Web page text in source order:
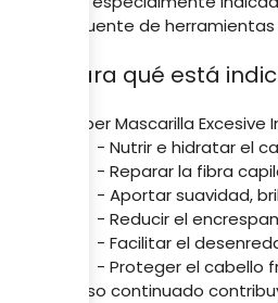
frecuente de
¿Para qué está
Rueber Mascarilla
- Nutrir e hidratar el
- Reparar la fibra
- Aportar suavidad,
- Reducir el
- Facilitar el
- Proteger el cabello
Su uso continuado